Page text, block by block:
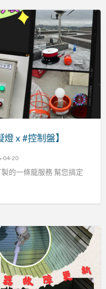
x #控制盤】
04-20
的一條龍服務 幫您搞定